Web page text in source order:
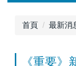
首頁 最新消
《重要